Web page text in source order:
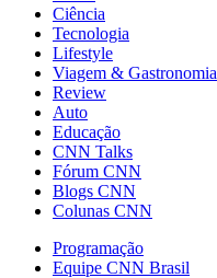
Ciência
Tecnologia
Lifestyle
Viagem & Gastronomia
Review
Auto
Educação
CNN Talks
Fórum CNN
Blogs CNN
Colunas CNN
Programação
Equipe CNN Brasil